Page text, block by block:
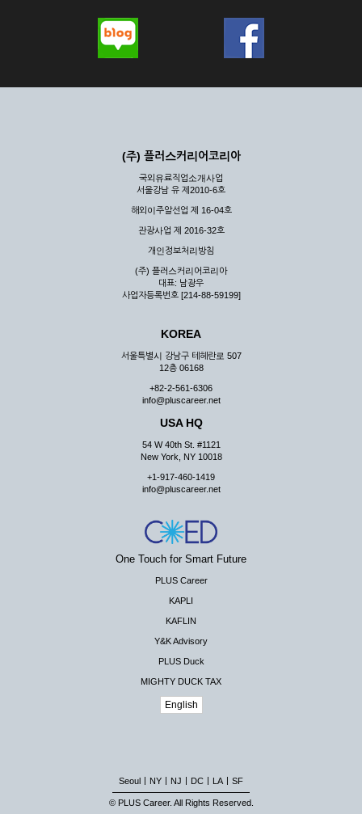
(주) 플러스커리어코리아
국외유료직업소개사업
서울강남 유 제2010-6호
해외이주알선업 제 16-04호
관광사업 제 2016-32호
개인정보처리방침
(주) 플러스커리어코리아
대표: 남광우
사업자등록번호 [214-88-59199]
KOREA
서울특별시 강남구 테헤란로 507
12층 06168
+82-2-561-6306
info@pluscareer.net
USA HQ
54 W 40th St. #1121
New York, NY 10018
+1-917-460-1419
info@pluscareer.net
One Touch for Smart Future
PLUS Career
KAPLI
KAFLIN
Y&K Advisory
PLUS Duck
MIGHTY DUCK TAX
English
Seoul NY NJ DC LA SF
© PLUS Career. All Rights Reserved.